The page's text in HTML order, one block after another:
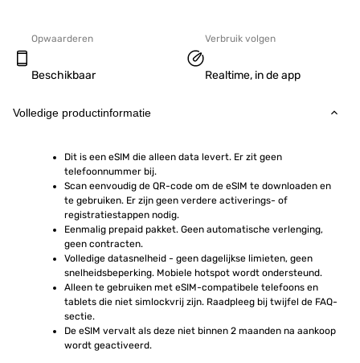
Opwaarderen
Beschikbaar
Verbruik volgen
Realtime, in de app
Volledige productinformatie
Dit is een eSIM die alleen data levert. Er zit geen
telefoonnummer bij.
Scan eenvoudig de QR-code om de eSIM te downloaden en
te gebruiken. Er zijn geen verdere activerings- of
registratiestappen nodig.
Eenmalig prepaid pakket. Geen automatische verlenging,
geen contracten.
Volledige datasnelheid - geen dagelijkse limieten, geen
snelheidsbeperking. Mobiele hotspot wordt ondersteund.
Alleen te gebruiken met eSIM-compatibele telefoons en
tablets die niet simlockvrij zijn. Raadpleeg bij twijfel de FAQ-
sectie.
De eSIM vervalt als deze niet binnen 2 maanden na aankoop
wordt geactiveerd.